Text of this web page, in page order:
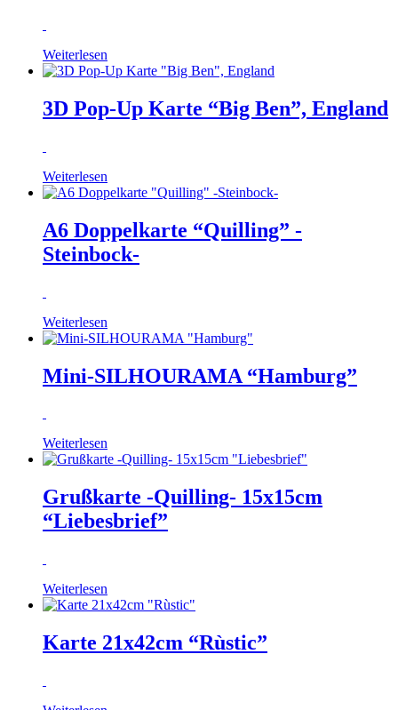
Weiterlesen
3D Pop-Up Karte “Big Ben”, England
Weiterlesen
A6 Doppelkarte “Quilling” -
Steinbock-
Weiterlesen
Mini-SILHOURAMA “Hamburg”
Weiterlesen
Grußkarte -Quilling- 15x15cm
“Liebesbrief”
Weiterlesen
Karte 21x42cm “Rùstic”